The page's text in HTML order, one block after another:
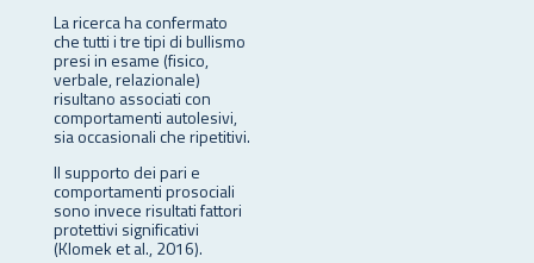
La ricerca ha confermato
che tutti i tre tipi di bullismo
presi in esame (fisico,
verbale, relazionale)
risultano associati con
comportamenti autolesivi,
sia occasionali che ripetitivi.
Il supporto dei pari e
comportamenti prosociali
sono invece risultati fattori
protettivi significativi
(Klomek et al., 2016).